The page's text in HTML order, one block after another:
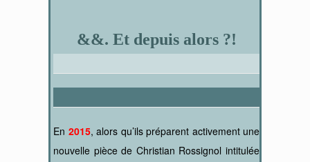
&&. Et depuis alors ?!
En 2015, alors qu’ils préparent activement une
nouvelle pièce de Christian Rossignol intitulée